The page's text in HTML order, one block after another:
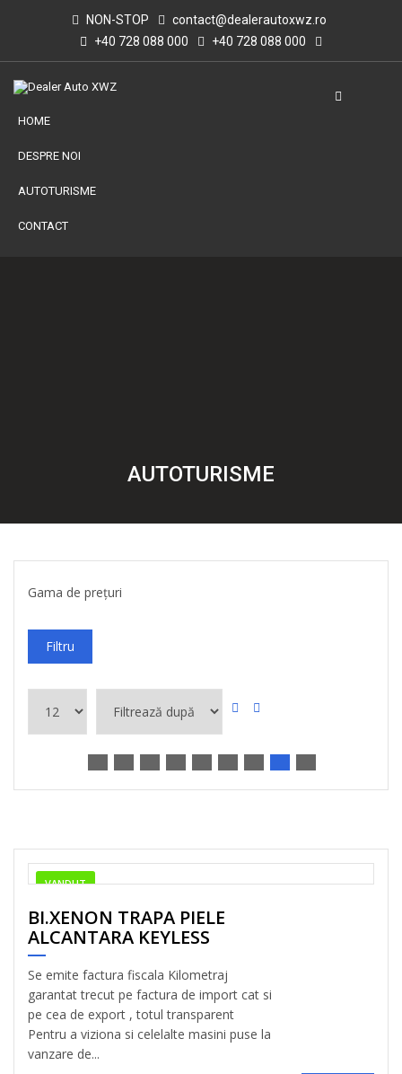
NON-STOP
contact@dealerautoxwz.ro
+40 728 088 000
+40 728 088 000
HOME
DESPRE NOI
AUTOTURISME
CONTACT
AUTOTURISME
Gama de prețuri
Filtru
VANDUT
BI.XENON TRAPA PIELE
ALCANTARA KEYLESS
Se emite factura fiscala Kilometraj
garantat trecut pe factura de import cat si
pe cea de export , totul transparent
Pentru a viziona si celelalte masini puse la
vanzare de...